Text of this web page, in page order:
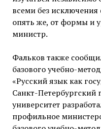
всеми без
опять же, от формы и
министр.
Фальков также
базового учебно-
«Русский язык как
Санкт-Петербургский
университет
профильное